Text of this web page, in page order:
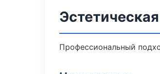
Профессиональный